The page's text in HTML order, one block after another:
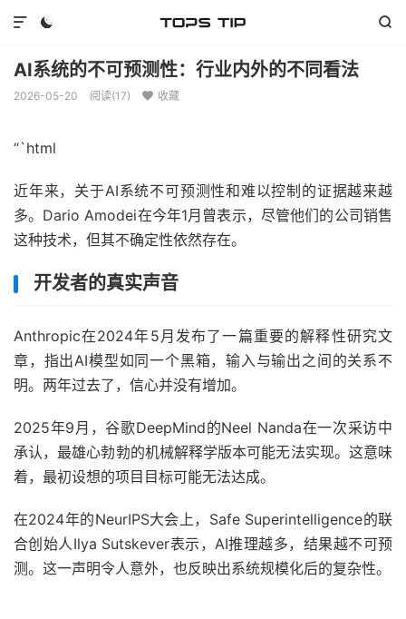
 

AI系统的不可预测性：行业内外的不同看法
2026-05-20 阅读(17)  收藏
“`html
近年来，关于AI系统不可预测性和难以控制的证据越来越
多。Dario Amodei在今年1月曾表示，尽管他们的公司销售
这种技术，但其不确定性依然存在。
开发者的真实声音
Anthropic在2024年5月发布了一篇重要的解释性研究文
章，指出AI模型如同一个黑箱，输入与输出之间的关系不
明。两年过去了，信心并没有增加。
2025年9月，谷歌DeepMind的Neel Nanda在一次采访中
承认，最雄心勃勃的机械解释学版本可能无法实现。这意味
着，最初设想的项目目标可能无法达成。
在2024年的NeurIPS大会上，Safe Superintelligence的联
合创始人Ilya Sutskever表示，AI推理越多，结果越不可预
测。这一声明令人意外，也反映出系统规模化后的复杂性。